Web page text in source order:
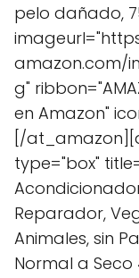
pelo dañado,
amazon.com/
g"
en Amazon"
[/
type="box"
Reparador,
Animales, sin
Normal a Seco